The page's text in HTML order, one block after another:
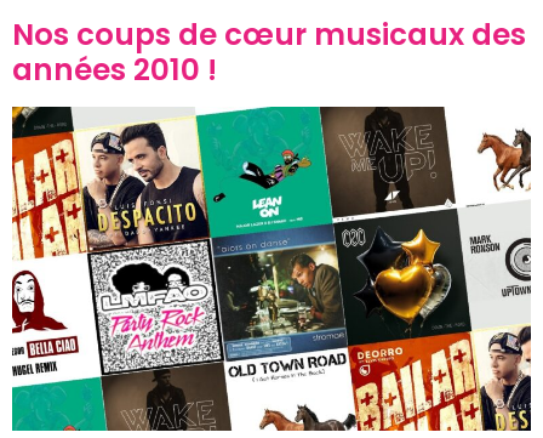
Nos coups de cœur musicaux des
années 2010 !